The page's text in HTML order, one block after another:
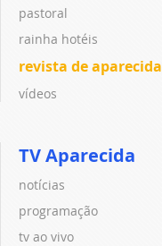
pastoral
rainha hotéis
revista de aparecida
vídeos
TV Aparecida
notícias
programação
tv ao vivo